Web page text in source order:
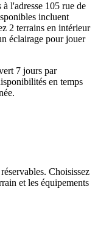
l'adresse 105 rue de
incluent
2 terrains en intérieur
éclairage pour jouer
7 jours par
en temps
Choisissez
et les équipements